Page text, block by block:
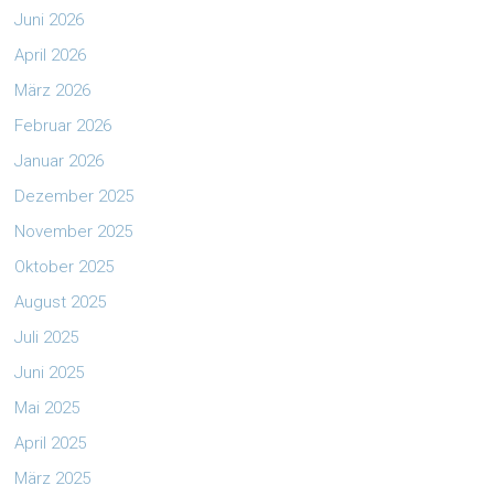
Juni 2026
April 2026
März 2026
Februar 2026
Januar 2026
Dezember 2025
November 2025
Oktober 2025
August 2025
Juli 2025
Juni 2025
Mai 2025
April 2025
März 2025